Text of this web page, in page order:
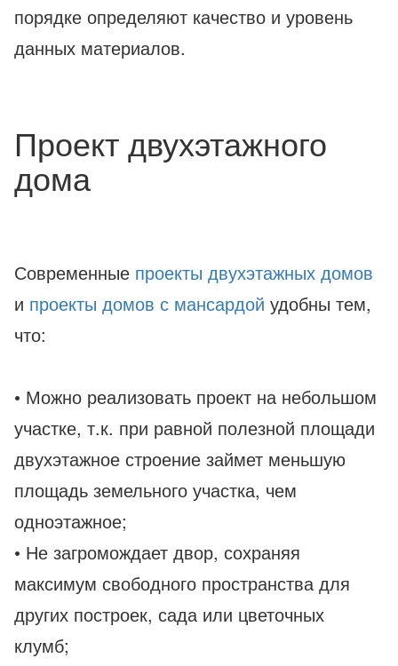
порядке определяют качество и уровень
данных материалов.
Проект двухэтажного
дома
Современные проекты двухэтажных домов
и проекты домов с мансардой удобны тем,
что:
• Можно реализовать проект на небольшом
участке, т.к. при равной полезной площади
двухэтажное строение займет меньшую
площадь земельного участка, чем
одноэтажное;
• Не загромождает двор, сохраняя
максимум свободного пространства для
других построек, сада или цветочных
клумб;